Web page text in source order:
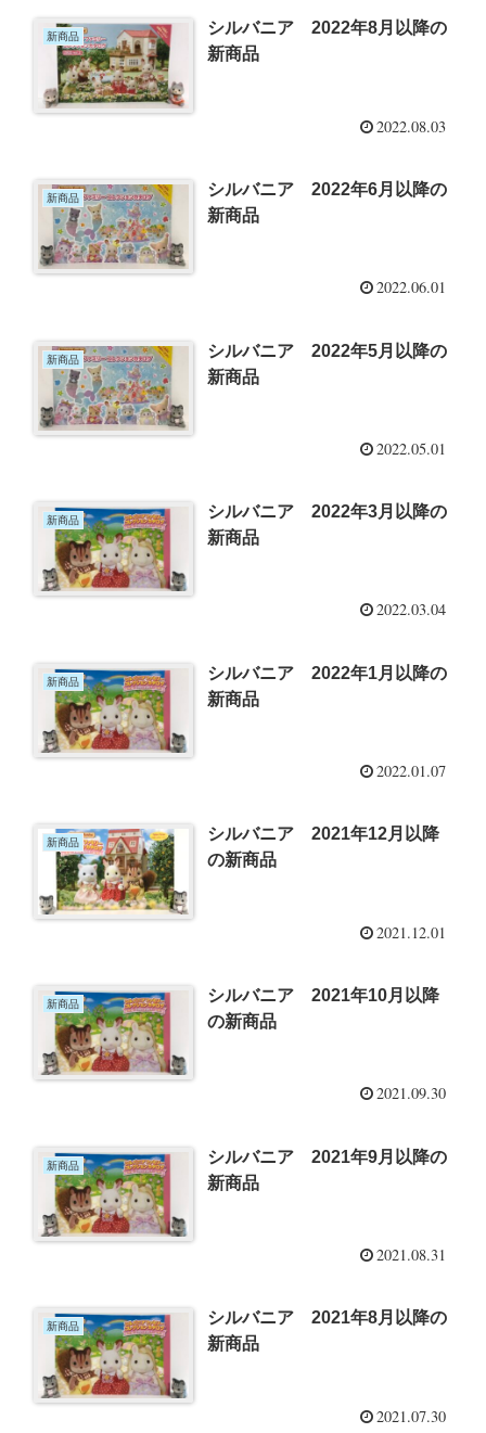
新商品
シルバニア 2022年8月以降の
新商品
2022.08.03
新商品
シルバニア 2022年6月以降の
新商品
2022.06.01
新商品
シルバニア 2022年5月以降の
新商品
2022.05.01
新商品
シルバニア 2022年3月以降の
新商品
2022.03.04
新商品
シルバニア 2022年1月以降の
新商品
2022.01.07
新商品
シルバニア 2021年12月以降
の新商品
2021.12.01
新商品
シルバニア 2021年10月以降
の新商品
2021.09.30
新商品
シルバニア 2021年9月以降の
新商品
2021.08.31
新商品
シルバニア 2021年8月以降の
新商品
2021.07.30